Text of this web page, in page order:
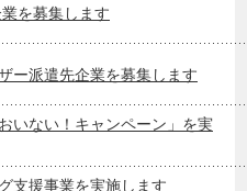
を募集します
ー派遣先企業を募集します
いない！キャンペーン」を実
支援事業を実施します